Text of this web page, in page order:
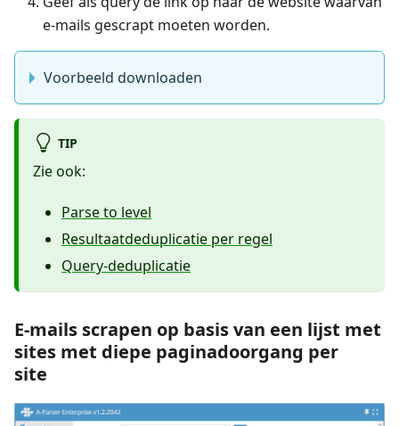
e-mails gescrapt moeten worden.
Voorbeeld downloaden
TIP
Zie ook:
Parse to level
Resultaatdeduplicatie per regel
Query-deduplicatie
E-mails scrapen op basis van een lijst met
sites met diepe paginadoorgang per
site